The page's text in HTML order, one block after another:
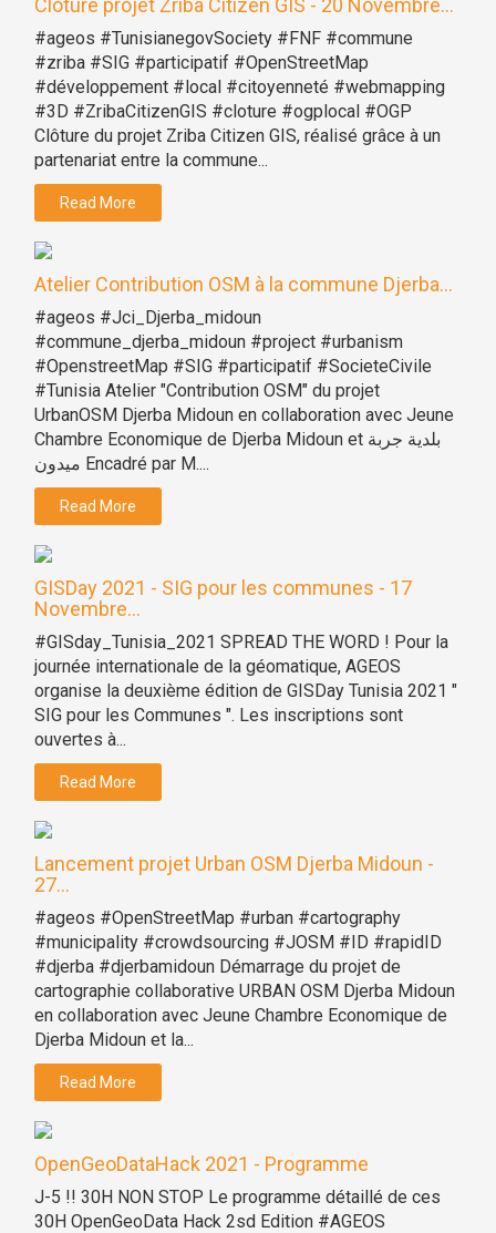
#ageos #TunisianegovSociety #FNF #commune
#zriba #SIG #participatif #OpenStreetMap
#développement #local #citoyenneté #webmapping
#3D #ZribaCitizenGIS #cloture #ogplocal #OGP
Clôture du projet Zriba Citizen GIS, réalisé grâce à un
partenariat entre la commune...
Read More
Atelier Contribution OSM à la commune Djerba...
#ageos #Jci_Djerba_midoun
#commune_djerba_midoun #project #urbanism
#OpenstreetMap #SIG #participatif #SocieteCivile
#Tunisia Atelier "Contribution OSM" du projet
UrbanOSM Djerba Midoun en collaboration avec Jeune
Chambre Economique de Djerba Midoun et بلدية جربة
ميدون Encadré par M....
Read More
GISDay 2021 - SIG pour les communes - 17
Novembre...
#GISday_Tunisia_2021 SPREAD THE WORD ! Pour la
journée internationale de la géomatique, AGEOS
organise la deuxième édition de GISDay Tunisia 2021 "
SIG pour les Communes ". Les inscriptions sont
ouvertes à...
Read More
Lancement projet Urban OSM Djerba Midoun -
27...
#ageos #OpenStreetMap #urban #cartography
#municipality #crowdsourcing #JOSM #ID #rapidID
#djerba #djerbamidoun Démarrage du projet de
cartographie collaborative URBAN OSM Djerba Midoun
en collaboration avec Jeune Chambre Economique de
Djerba Midoun et la...
Read More
OpenGeoDataHack 2021 - Programme
J-5 !! 30H NON STOP Le programme détaillé de ces
30H OpenGeoData Hack 2sd Edition #AGEOS